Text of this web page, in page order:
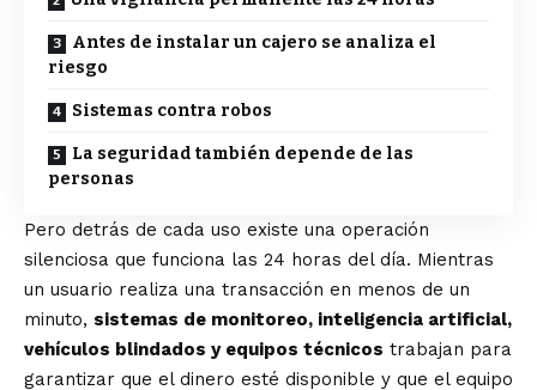
Antes de instalar un cajero se analiza el
riesgo
Sistemas contra robos
La seguridad también depende de las
personas
Pero detrás de cada uso existe una operación
silenciosa que funciona las 24 horas del día. Mientras
un usuario realiza una transacción en menos de un
minuto, sistemas de monitoreo, inteligencia artificial,
vehículos blindados y equipos técnicos trabajan para
garantizar que el dinero esté disponible y que el equipo